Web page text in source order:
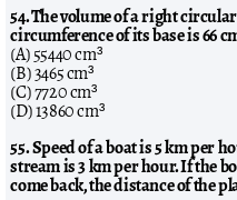
54. The volume of a right
circumference of its base is 66
(A) 55440 cm³
(B) 3465 cm³
(C) 7720 cm³
(D) 13860 cm³
55. Speed of a boat is 5 km per
stream is 3 km per hour. If the
come back, the distance of the